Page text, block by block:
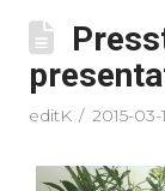
editK 2015-03-